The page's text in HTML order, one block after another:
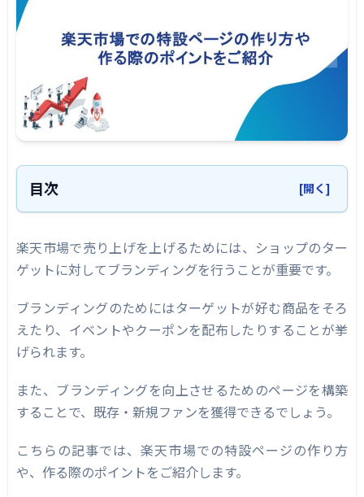
目次 [開く]
特設ページの作り方
compass for 楽天市場
Biiino for 楽天市場
SUMAOU for 楽天市場
特設ページを作る際に押さえておくべきポイン
ト
デザインのルールを理解する
伝えたい情報を絞る
楽天市場で売り上げを上げるためには、ショップのター
ゲットに対してブランディングを行うことが重要です。
ブランディングのためにはターゲットが好む商品をそろ
えたり、イベントやクーポンを配布したりすることが挙
げられます。
また、ブランディングを向上させるためのページを構築
することで、既存・新規ファンを獲得できるでしょう。
こちらの記事では、楽天市場での特設ページの作り方
や、作る際のポイントをご紹介します。